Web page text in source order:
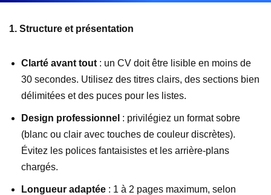
1. Structure et présentation
Clarté avant tout : un CV doit être lisible en moins de
30 secondes. Utilisez des titres clairs, des sections bien
délimitées et des puces pour les listes.
Design professionnel : privilégiez un format sobre
(blanc ou clair avec touches de couleur discrètes).
Évitez les polices fantaisistes et les arrière-plans
chargés.
Longueur adaptée : 1 à 2 pages maximum, selon